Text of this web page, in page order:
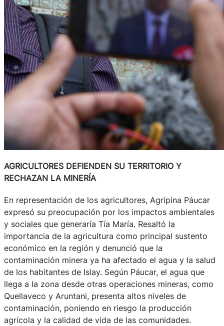
AGRICULTORES DEFIENDEN SU TERRITORIO Y
RECHAZAN LA MINERÍA
En representación de los agricultores, Agripina Páucar
expresó su preocupación por los impactos ambientales
y sociales que generaría Tía María. Resaltó la
importancia de la agricultura como principal sustento
económico en la región y denunció que la
contaminación minera ya ha afectado el agua y la salud
de los habitantes de Islay. Según Páucar, el agua que
llega a la zona desde otras operaciones mineras, como
Quellaveco y Aruntani, presenta altos niveles de
contaminación, poniendo en riesgo la producción
agrícola y la calidad de vida de las comunidades.